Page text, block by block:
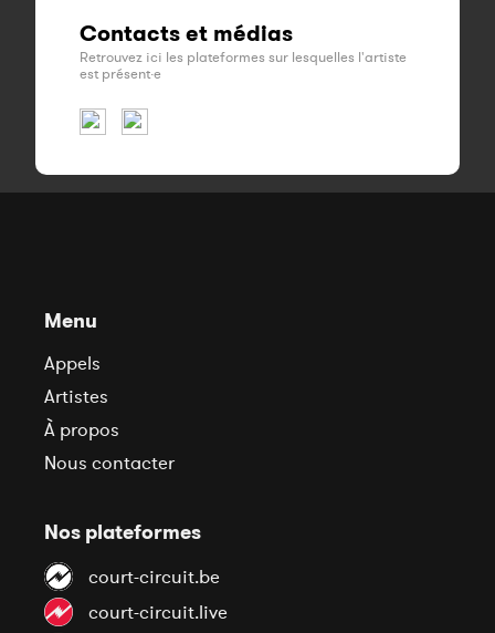
Contacts et médias
Retrouvez ici les plateformes sur lesquelles l'artiste
est présent·e
Menu
Appels
Artistes
À propos
Nous contacter
Nos plateformes
court-circuit.be
court-circuit.live